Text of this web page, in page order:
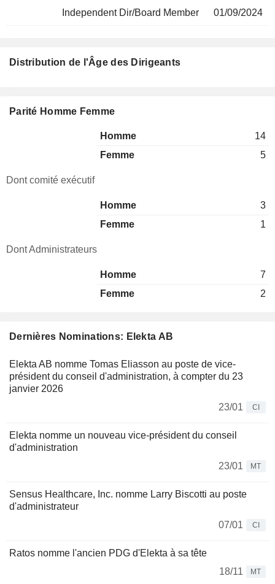
Independent Dir/Board Member
01/09/2024
Dernières Nominations: Elekta AB
Elekta AB nomme Tomas Eliasson au poste de vice-
président du conseil d'administration, à compter du 23
janvier 2026
23/01
CI
Elekta nomme un nouveau vice-président du conseil
d'administration
23/01
MT
Sensus Healthcare, Inc. nomme Larry Biscotti au poste
d'administrateur
07/01
CI
Ratos nomme l'ancien PDG d'Elekta à sa tête
18/11
MT
Distribution de l'Âge des Dirigeants
Parité Homme Femme
Homme
14
Femme
5
Dont comité exécutif
Homme
3
Femme
1
Dont Administrateurs
Homme
7
Femme
2